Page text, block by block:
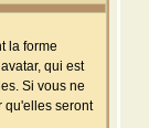
la forme
qui est
Si vous ne
qu'elles seront